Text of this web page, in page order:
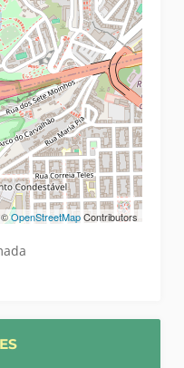
OpenStreetMapContributors